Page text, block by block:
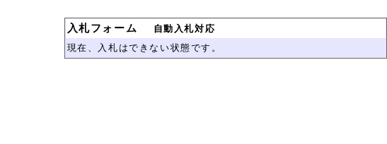
入札フォーム
自動入札対応
現在、入札はできない状態です。